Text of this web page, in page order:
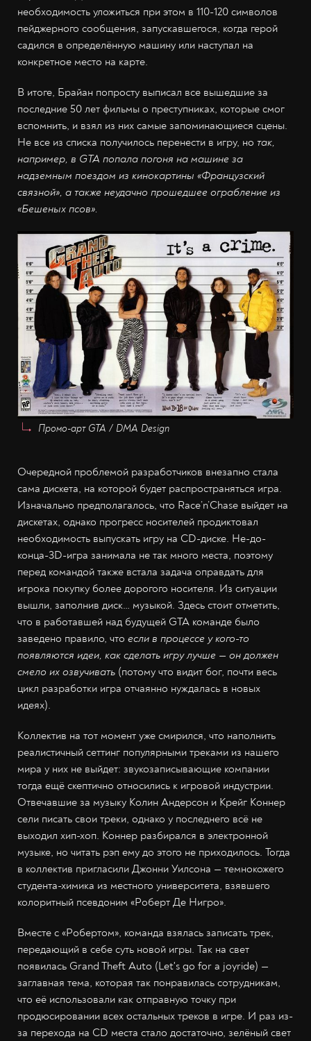
необходимость уложиться при этом в 110-120 символов
пейджерного сообщения, запускавшегося, когда герой
садился в определённую машину или наступал на
конкретное место на карте.
В итоге, Брайан попросту выписал все вышедшие за
последние 50 лет фильмы о преступниках, которые смог
вспомнить, и взял из них самые запоминающиеся сцены.
Не все из списка получилось перенести в игру, но так,
например, в GTA попала погоня на машине за
надземным поездом из кинокартины «Французский
связной», а также неудачно прошедшее ограбление из
«Бешеных псов».
Промо-арт GTA / DMA Design
Очередной проблемой разработчиков внезапно стала
сама дискета, на которой будет распространяться игра.
Изначально предполагалось, что Race’n’Chase выйдет на
дискетах, однако прогресс носителей продиктовал
необходимость выпускать игру на CD-диске. Не-до-
конца-3D-игра занимала не так много места, поэтому
перед командой также встала задача оправдать для
игрока покупку более дорогого носителя. Из ситуации
вышли, заполнив диск… музыкой. Здесь стоит отметить,
что в работавшей над будущей GTA команде было
заведено правило, что если в процессе у кого-то
появляются идеи, как сделать игру лучше — он должен
смело их озвучивать (потому что видит бог, почти весь
цикл разработки игра отчаянно нуждалась в новых
идеях).
Коллектив на тот момент уже смирился, что наполнить
реалистичный сеттинг популярными треками из нашего
мира у них не выйдет: звукозаписывающие компании
тогда ещё скептично относились к игровой индустрии.
Отвечавшие за музыку Колин Андерсон и Крейг Коннер
сели писать свои треки, однако у последнего всё не
выходил хип-хоп. Коннер разбирался в электронной
музыке, но читать рэп ему до этого не приходилось. Тогда
в коллектив пригласили Джонни Уилсона — темнокожего
студента-химика из местного университета, взявшего
колоритный псевдоним «Роберт Де Нигро».
Вместе с «Робертом», команда взялась записать трек,
передающий в себе суть новой игры. Так на свет
появилась Grand Theft Auto (Let's go for a joyride) —
заглавная тема, которая так понравилась сотрудникам,
что её использовали как отправную точку при
продюсировании всех остальных треков в игре. И раз из-
за перехода на CD места стало достаточно, зелёный свет